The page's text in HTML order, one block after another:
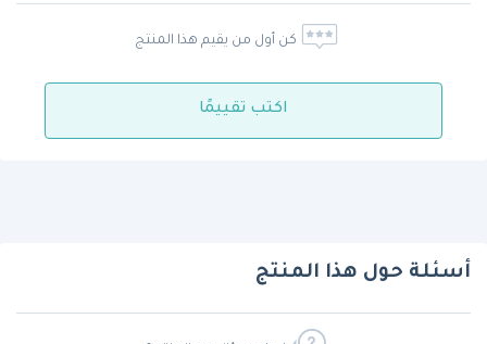
كن أول من يقيم هذا المنتج
اكتب تقييمًا
أسئلة حول هذا المنتج